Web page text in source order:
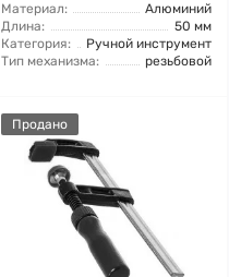
Материал:
Алюминий
Длина:
50 мм
Категория:
Ручной инструмент
Тип механизма:
резьбовой
Продано